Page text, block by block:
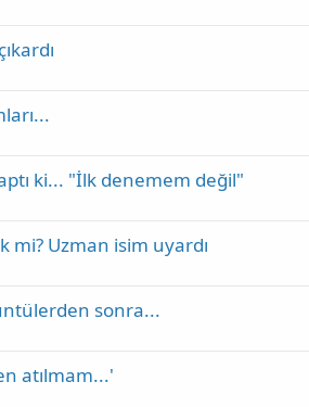
ki... "İlk denemem değil"
mi? Uzman isim uyardı
sonra...
atılmam...'